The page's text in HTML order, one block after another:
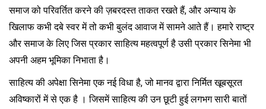
समाज को परिवर्तित करने की ज़बरदस्त ताकत रखते हैं, और अन्याय के
खिलाफ कभी दबे स्वर में तो कभी बुलंद आवाज में सामने आते हैं। हमारे राष्ट्र
और समाज के लिए जिस प्रकार साहित्य महत्वपूर्ण है उसी प्रकार सिनेमा भी
अपनी अहम भूमिका निभाता है।
साहित्य की अपेक्षा सिनेमा एक नई विधा है, जो मानव द्वारा निर्मित खूबसूरत
अविष्कारों में से एक है । जिसमें साहित्य की उन छूटी हुई लगभग सारी बातों